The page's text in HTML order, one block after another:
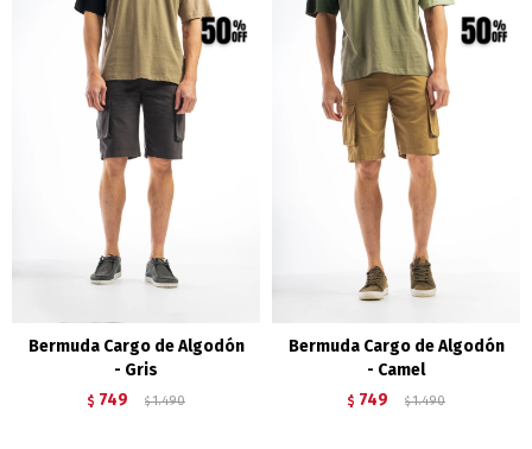
Bermuda Cargo de Algodón
- Gris
$ 749 $ 1.490
Bermuda Cargo de Algodón
- Camel
$ 749 $ 1.490